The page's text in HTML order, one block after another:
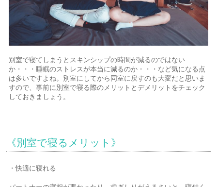
別室で寝てしまうとスキンシップの時間が減るのではない
か・・・睡眠のストレスが本当に減るのか・・・など気になる点
は多いですよね。別室にしてから同室に戻すのも大変だと思いま
すので、事前に別室で寝る際のメリットとデメリットをチェック
しておきましょう。
《別室で寝るメリット》
・快適に寝れる